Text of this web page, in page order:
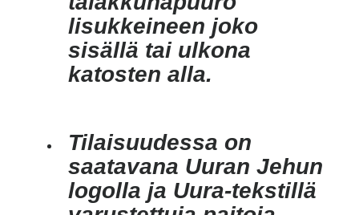
lisukkeineen joko
sisällä tai ulkona
katosten alla.
Tilaisuudessa on
saatavana Uuran Jehun
logolla ja Uura-tekstillä